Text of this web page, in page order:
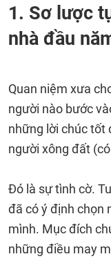
1. Sơ lược
nhà đầu
Quan niệm xưa
người nào bước
những lời chúc tốt
người xông đất
Đó là sự tình cờ.
đã có ý định chọn
mình. Mục đích
những điều may